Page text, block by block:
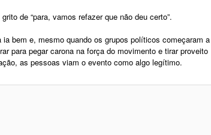
de “para, vamos refazer que não deu certo”.
ia bem e, mesmo quando os grupos políticos começaram a
para pegar carona na força do movimento e tirar proveito
as pessoas viam o evento como algo legítimo.